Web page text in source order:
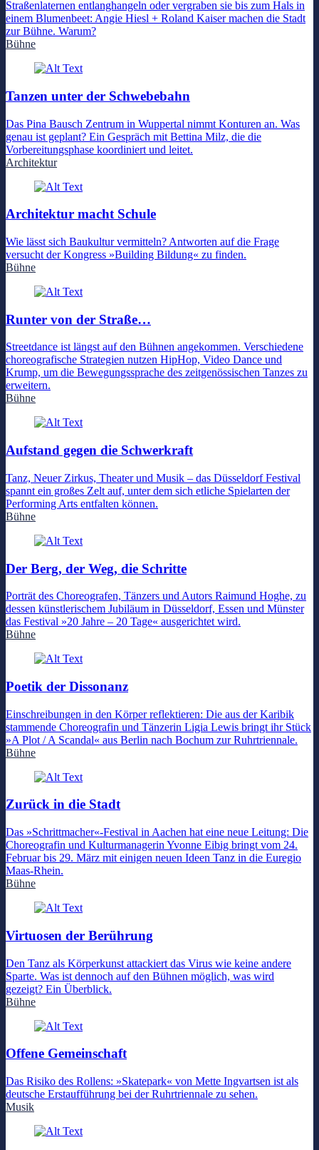
Straßenlaternen entlanghangeln oder vergraben sie bis zum Hals in
einem Blumenbeet: Angie Hiesl + Roland Kaiser machen die Stadt
zur Bühne. Warum?
Bühne
Tanzen unter der Schwebebahn
Das Pina Bausch Zentrum in Wuppertal nimmt Konturen an. Was
genau ist geplant? Ein Gespräch mit Bettina Milz, die die
Vorbereitungsphase koordiniert und leitet.
Architektur
Architektur macht Schule
Wie lässt sich Baukultur vermitteln? Antworten auf die Frage
versucht der Kongress »Building Bildung« zu finden.
Bühne
Runter von der Straße…
Streetdance ist längst auf den Bühnen angekommen. Verschiedene
choreografische Strategien nutzen HipHop, Video Dance und
Krump, um die Bewegungssprache des zeitgenössischen Tanzes zu
erweitern.
Bühne
Aufstand gegen die Schwerkraft
Tanz, Neuer Zirkus, Theater und Musik – das Düsseldorf Festival
spannt ein großes Zelt auf, unter dem sich etliche Spielarten der
Performing Arts entfalten können.
Bühne
Der Berg, der Weg, die Schritte
Porträt des Choreografen, Tänzers und Autors Raimund Hoghe, zu
dessen künstlerischem Jubiläum in Düsseldorf, Essen und Münster
das Festival »20 Jahre – 20 Tage« ausgerichtet wird.
Bühne
Poetik der Dissonanz
Einschreibungen in den Körper reflektieren: Die aus der Karibik
stammende Choreografin und Tänzerin Ligia Lewis bringt ihr Stück
»A Plot / A Scandal« aus Berlin nach Bochum zur Ruhrtriennale.
Bühne
Zurück in die Stadt
Das »Schrittmacher«-Festival in Aachen hat eine neue Leitung: Die
Choreografin und Kulturmanagerin Yvonne Eibig bringt vom 24.
Februar bis 29. März mit einigen neuen Ideen Tanz in die Euregio
Maas-Rhein.
Bühne
Virtuosen der Berührung
Den Tanz als Körperkunst attackiert das Virus wie keine andere
Sparte. Was ist dennoch auf den Bühnen möglich, was wird
gezeigt? Ein Überblick.
Bühne
Offene Gemeinschaft
Das Risiko des Rollens: »Skatepark« von Mette Ingvartsen ist als
deutsche Erstaufführung bei der Ruhrtriennale zu sehen.
Musik